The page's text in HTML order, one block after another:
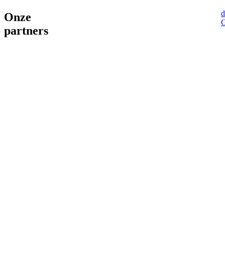
Onze
partners